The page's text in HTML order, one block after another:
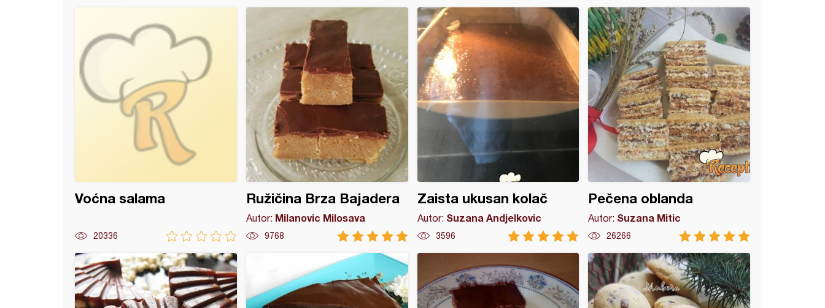
Voćna salama
20336
Ružičina Brza Bajadera
Autor: Milanovic Milosava
9768
Zaista ukusan kolač
Autor: Suzana Andjelkovic
3596
Pečena oblanda
Autor: Suzana Mitic
26266